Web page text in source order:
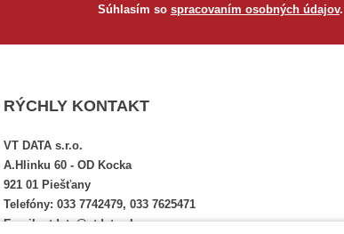
Súhlasím so spracovaním osobných údajov.
RÝCHLY KONTAKT
VT DATA s.r.o.
A.Hlinku 60 - OD Kocka
921 01 Piešťany
Telefóny: 033 7742479, 033 7625471
Email: vtdata@vtdata.sk